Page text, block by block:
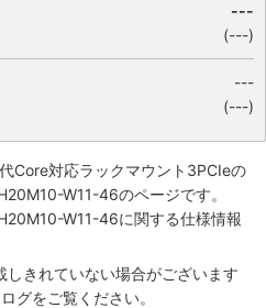
---
(---)
---
(---)
Core対応ラックマウント3PCIeの
W11-46のページです。
W11-46に関する仕様情報
きれていない場合がございます
グをご覧ください。